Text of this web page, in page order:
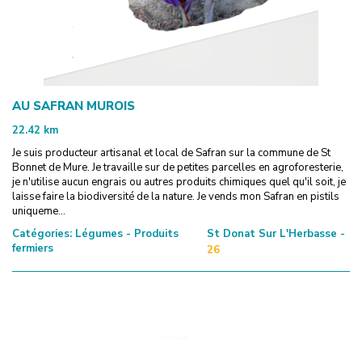
AU SAFRAN MUROIS
22.42 km
Je suis producteur artisanal et local de Safran sur la commune de St
Bonnet de Mure. Je travaille sur de petites parcelles en agroforesterie,
je n'utilise aucun engrais ou autres produits chimiques quel qu'il soit, je
laisse faire la biodiversité de la nature. Je vends mon Safran en pistils
uniqueme...
Catégories: Légumes - Produits
fermiers
St Donat Sur L'Herbasse -
26